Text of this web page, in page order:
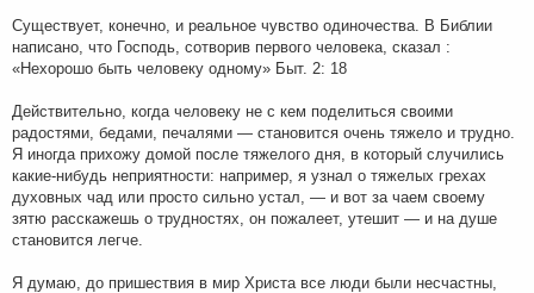
Существует, конечно, и реальное чувство одиночества. В Библии
написано, что Господь, сотворив первого человека, сказал :
«Нехорошо быть человеку одному» Быт. 2: 18
Действительно, когда человеку не с кем поделиться своими
радостями, бедами, печалями — становится очень тяжело и трудно.
Я иногда прихожу домой после тяжелого дня, в который случились
какие-нибудь неприятности: например, я узнал о тяжелых грехах
духовных чад или просто сильно устал, — и вот за чаем своему
зятю расскажешь о трудностях, он пожалеет, утешит — и на душе
становится легче.
Я думаю, до пришествия в мир Христа все люди были несчастны,